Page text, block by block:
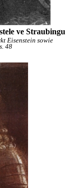
ve Straubingu
Eisenstein sowie
48